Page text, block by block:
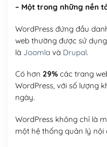
– Một trong những nền
WordPress đứng đầu
web thường được sử
là Joomla và Drupal.
Có hơn 29%các trang
WordPress, với số lượng
ngày.
WordPress không chỉ là
một hệ thống quản lý nội